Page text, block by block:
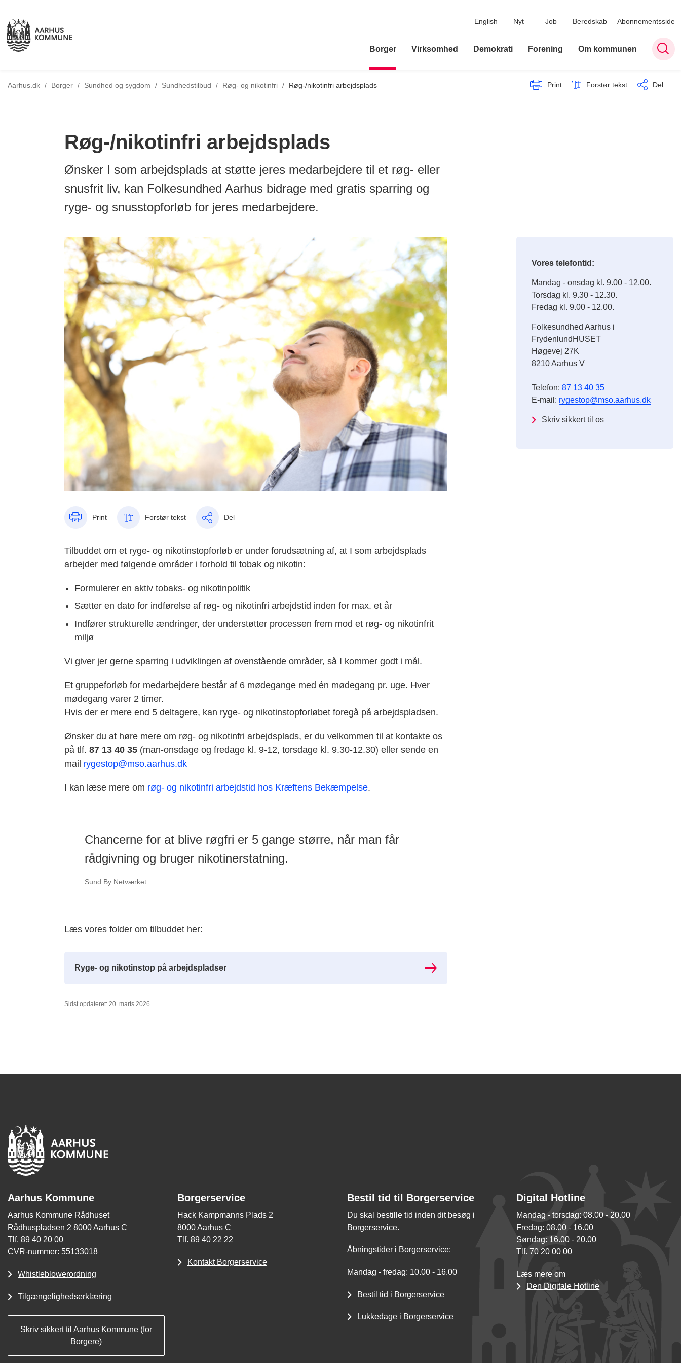
English Nyt Job Beredskab Abonnementsside
Borger Virksomhed Demokrati Forening Om kommunen
Aarhus.dk / Borger / Sundhed og sygdom / Sundhedstilbud / Tilbage til
Røg- og nikotinfri / Røg-/nikotinfri arbejdsplads Print Forstør tekst Del
Røg-/nikotinfri arbejdsplads
Ønsker I som arbejdsplads at støtte jeres medarbejdere til et røg- eller
snusfrit liv, kan Folkesundhed Aarhus bidrage med gratis sparring og
ryge- og snusstopforløb for jeres medarbejdere.
Print Forstør tekst Del
Tilbuddet om et ryge- og nikotinstopforløb er under forudsætning af, at I som arbejdsplads
arbejder med følgende områder i forhold til tobak og nikotin:
Formulerer en aktiv tobaks- og nikotinpolitik
Sætter en dato for indførelse af røg- og nikotinfri arbejdstid inden for max. et år
Indfører strukturelle ændringer, der understøtter processen frem mod et røg- og nikotinfrit
miljø
Vi giver jer gerne sparring i udviklingen af ovenstående områder, så I kommer godt i mål.
Et gruppeforløb for medarbejdere består af 6 mødegange med én mødegang pr. uge. Hver
mødegang varer 2 timer.
Hvis der er mere end 5 deltagere, kan ryge- og nikotinstopforløbet foregå på arbejdspladsen.
Ønsker du at høre mere om røg- og nikotinfri arbejdsplads, er du velkommen til at kontakte os
på tlf. 87 13 40 35(man-onsdage og fredage kl. 9-12, torsdage kl. 9.30-12.30) eller sende en
mail rygestop@mso.aarhus.dk
I kan læse mere om røg- og nikotinfri arbejdstid hos Kræftens Bekæmpelse.
Chancerne for at blive røgfri er 5 gange større, når man får
rådgivning og bruger nikotinerstatning.
Sund By Netværket
Læs vores folder om tilbuddet her:
Ryge- og nikotinstop på arbejdspladser
Vores telefontid:
Mandag - onsdag kl. 9.00 - 12.00.
Torsdag kl. 9.30 - 12.30.
Fredag kl. 9.00 - 12.00.
Folkesundhed Aarhus i
FrydenlundHUSET
Høgevej 27K
8210 Aarhus V
Telefon:87 13 40 35
E-mail: rygestop@mso.aarhus.dk
Skriv sikkert til os
Sidst opdateret: 20. marts 2026
Aarhus Kommune
Aarhus Kommune Rådhuset
Rådhuspladsen 2 8000 Aarhus C
Tlf. 89 40 20 00
CVR-nummer: 55133018
Whistleblowerordning
Tilgængelighedserklæring
Skriv sikkert til Aarhus Kommune (for
Borgere)
Borgerservice
Hack Kampmanns Plads 2
8000 Aarhus C
Tlf. 89 40 22 22
Kontakt Borgerservice
Bestil tid til Borgerservice
Du skal bestille tid inden dit besøg i
Borgerservice.
Åbningstider i Borgerservice:
Mandag - fredag: 10.00 - 16.00
Bestil tid i Borgerservice
Lukkedage i Borgerservice
Digital Hotline
Mandag - torsdag: 08.00 - 20.00
Fredag: 08.00 - 16.00
Søndag: 16.00 - 20.00
Tlf. 70 20 00 00
Læs mere om
Den Digitale Hotline